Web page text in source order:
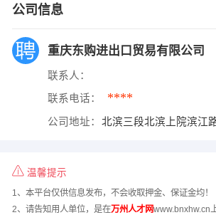
公司信息
重庆东购进出口贸易有限公司
联系人：
联系电话： ****
公司地址： 北滨三段北滨上院滨江
温馨提示
1、本平台仅供信息发布，不会收取押金、保证金均！
2、请告知用人单位，是在万州人才网www.bnxhw.cn